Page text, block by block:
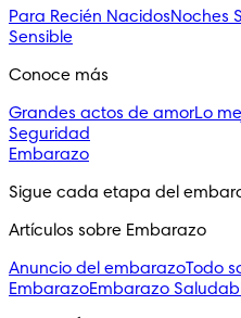
Para Recién NacidosNoches
Sensible
Conoce más
Grandes actos de amorLo
Seguridad
Embarazo
Sigue cada etapa del
Artículos sobre Embarazo
Anuncio del embarazoTodo
EmbarazoEmbarazo